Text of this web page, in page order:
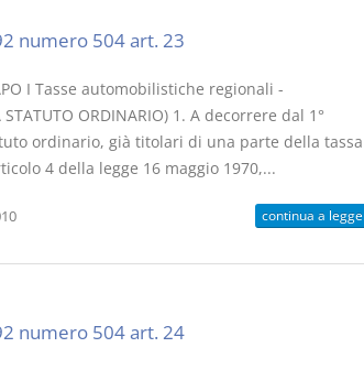
numero 504 art. 23
I Tasse automobilistiche regionali -
STATUTO ORDINARIO) 1. A decorrere dal 1°
ordinario, già titolari di una parte della tassa
4 della legge 16 maggio 1970,...
continua a
numero 504 art. 24